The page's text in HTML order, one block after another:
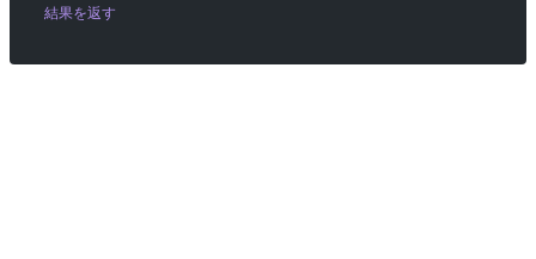
結果を返す